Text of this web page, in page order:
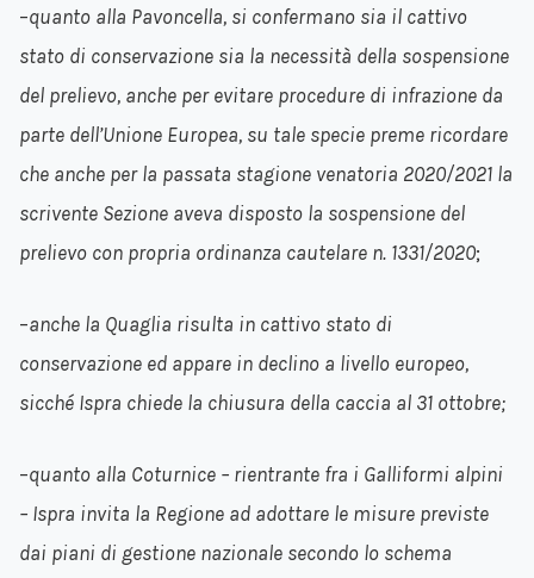
–quanto alla Pavoncella, si confermano sia il cattivo
stato di conservazione sia la necessità della sospensione
del prelievo, anche per evitare procedure di infrazione da
parte dell’Unione Europea, su tale specie preme ricordare
che anche per la passata stagione venatoria 2020/2021 la
scrivente Sezione aveva disposto la sospensione del
prelievo con propria ordinanza cautelare n. 1331/2020;
–anche la Quaglia risulta in cattivo stato di
conservazione ed appare in declino a livello europeo,
sicché Ispra chiede la chiusura della caccia al 31 ottobre;
–quanto alla Coturnice – rientrante fra i Galliformi alpini
– Ispra invita la Regione ad adottare le misure previste
dai piani di gestione nazionale secondo lo schema